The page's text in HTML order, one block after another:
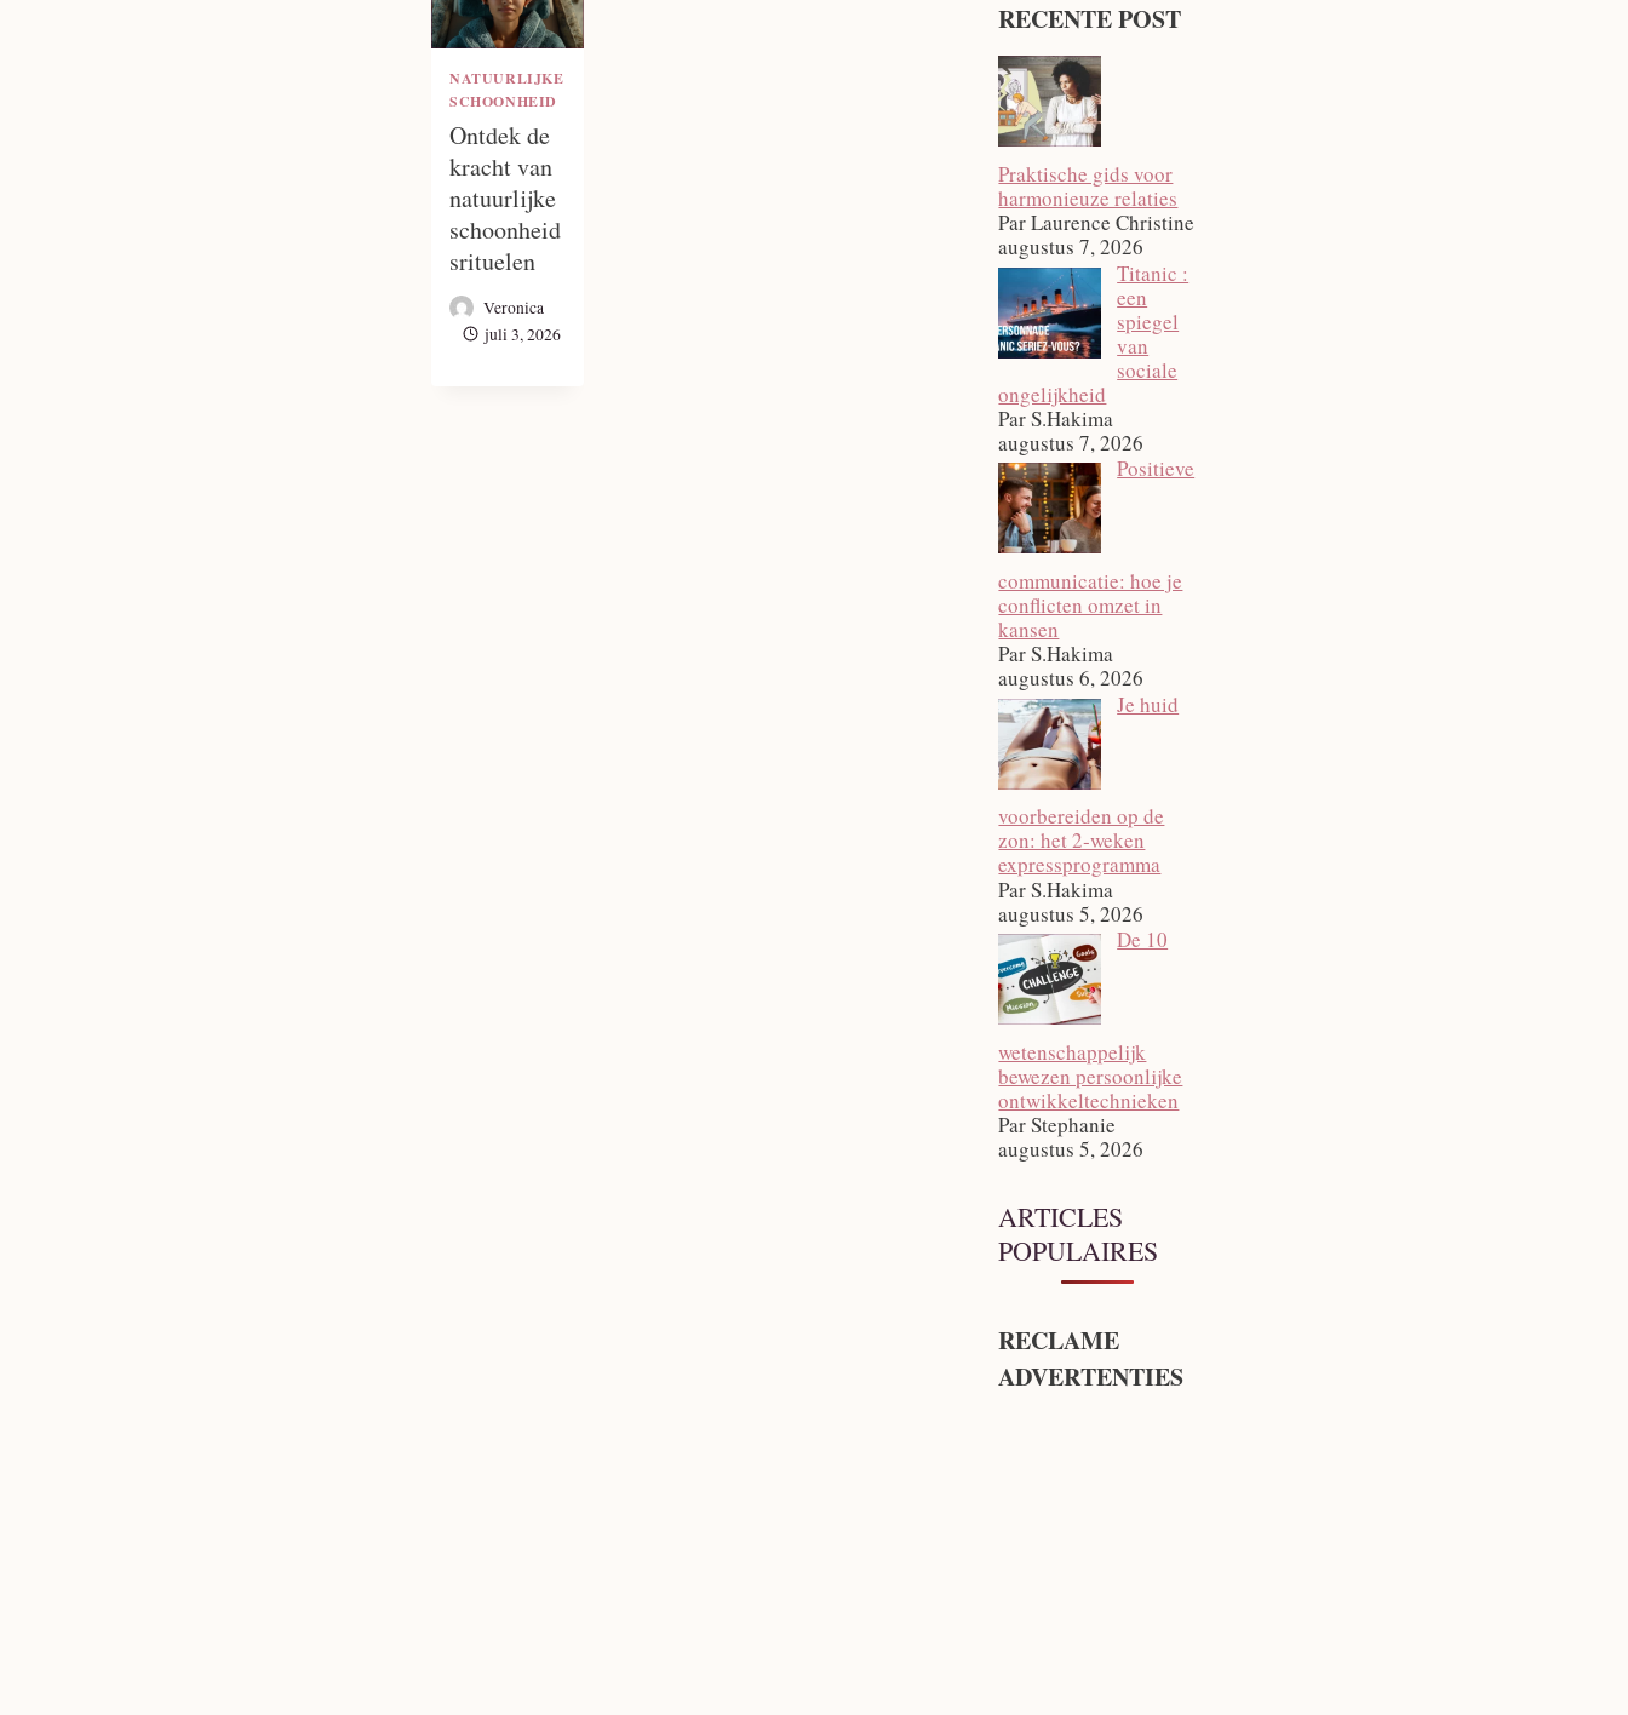
NATUURLIJKE
SCHOONHEID
Ontdek de
kracht van
natuurlijke
schoonheid
srituelen
Veronica
juli 3, 2026
RECENTE POST
Praktische gids voor
harmonieuze relaties
Par Laurence Christine
augustus 7, 2026
Titanic :
een
spiegel
van
sociale
ongelijkheid
Par S.Hakima
augustus 7, 2026
Positieve
communicatie: hoe je
conflicten omzet in
kansen
Par S.Hakima
augustus 6, 2026
Je huid
voorbereiden op de
zon: het 2‑weken
expressprogramma
Par S.Hakima
augustus 5, 2026
De 10
wetenschappelijk
bewezen persoonlijke
ontwikkeltechnieken
Par Stephanie
augustus 5, 2026
ARTICLES
POPULAIRES
RECLAME
ADVERTENTIES